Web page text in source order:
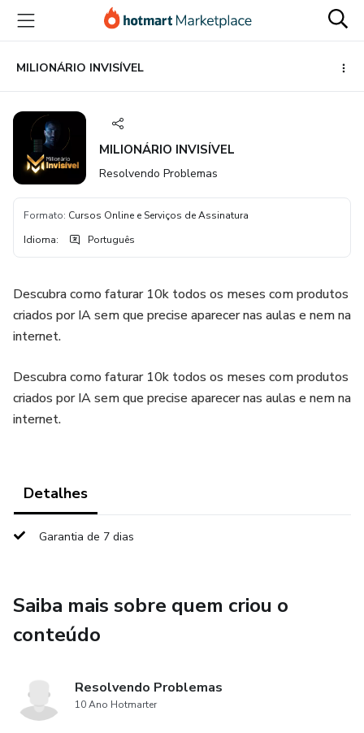
para
conteúdo
principal
para
pagamento
para
rodapéMILIONÁRIO INVISÍVEL
MILIONÁRIO INVISÍVEL
Resolvendo Problemas
Formato: Cursos Online e Serviços de Assinatura
Idioma: Português
Descubra como faturar 10k todos os meses com produtos
criados por IA sem que precise aparecer nas aulas e nem na
internet.
Descubra como faturar 10k todos os meses com produtos
criados por IA sem que precise aparecer nas aulas e nem na
internet.
Detalhes
Garantia de 7 dias
Saiba mais sobre quem criou o
conteúdo
Resolvendo Problemas
10 Ano Hotmarter